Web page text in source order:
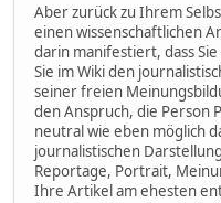
Aber zurück zu Ihrem
einen wissenschaftlichen
darin manifestiert, dass
Sie im Wiki den
seiner freien
den Anspruch, die Person
neutral wie eben möglich
journalistischen
Reportage, Portrait,
Ihre Artikel am ehesten